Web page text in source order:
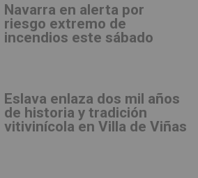
Navarra en alerta por
riesgo extremo de
incendios este sábado
Eslava enlaza dos mil años
de historia y tradición
vitivinícola en Villa de Viñas